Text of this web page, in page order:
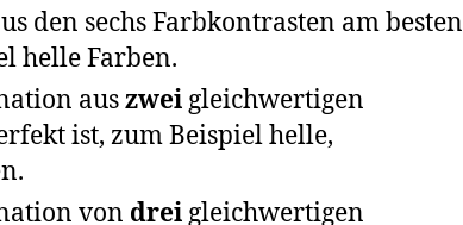
den sechs Farbkontrasten am besten
helle Farben.
auszwei gleichwertigen
ist, zum Beispiel helle,
von drei gleichwertigen